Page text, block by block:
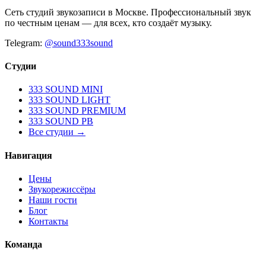
Сеть студий звукозаписи в Москве. Профессиональный звук
по честным ценам — для всех, кто создаёт музыку.
Telegram: @sound333sound
Студии
333 SOUND MINI
333 SOUND LIGHT
333 SOUND PREMIUM
333 SOUND PB
Все студии →
Навигация
Цены
Звукорежиссёры
Наши гости
Блог
Контакты
Команда